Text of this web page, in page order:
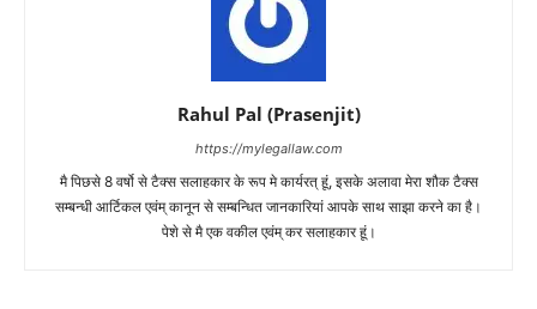
Rahul Pal (Prasenjit)
https://mylegallaw.com
मै पिछसे 8 वर्षो से टैक्स सलाहकार के रूप मे कार्यरत् हूं, इसके अलावा मेरा शौक टैक्स
सम्बन्धी आर्टिकल एवंम् कानून से सम्बन्धित जानकारियां आपके साथ साझा करने का है।
पेशे से मै एक वकील एवंम् कर सलाहकार हूं।